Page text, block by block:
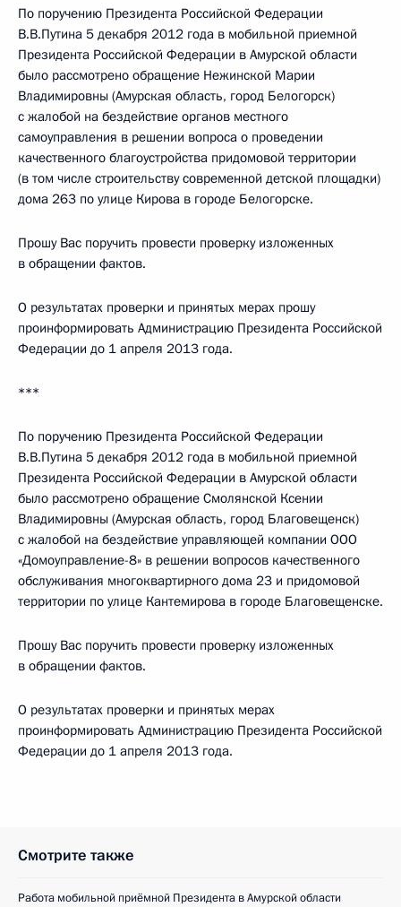
По поручению Президента Российской Федерации
В.В.Путина 5 декабря 2012 года в мобильной приемной
Президента Российской Федерации в Амурской области
было рассмотрено обращение Нежинской Марии
Владимировны (Амурская область, город Белогорск)
с жалобой на бездействие органов местного
самоуправления в решении вопроса о проведении
качественного благоустройства придомовой территории
(в том числе строительству современной детской площадки)
дома 263 по улице Кирова в городе Белогорске.
Прошу Вас поручить провести проверку изложенных
в обращении фактов.
О результатах проверки и принятых мерах прошу
проинформировать Администрацию Президента Российской
Федерации до 1 апреля 2013 года.
***
По поручению Президента Российской Федерации
В.В.Путина 5 декабря 2012 года в мобильной приемной
Президента Российской Федерации в Амурской области
было рассмотрено обращение Смолянской Ксении
Владимировны (Амурская область, город Благовещенск)
с жалобой на бездействие управляющей компании ООО
«Домоуправление-8» в решении вопросов качественного
обслуживания многоквартирного дома 23 и придомовой
территории по улице Кантемирова в городе Благовещенске.
Прошу Вас поручить провести проверку изложенных
в обращении фактов.
О результатах проверки и принятых мерах
проинформировать Администрацию Президента Российской
Федерации до 1 апреля 2013 года.
Смотрите также
Работа мобильной приёмной Президента в Амурской области